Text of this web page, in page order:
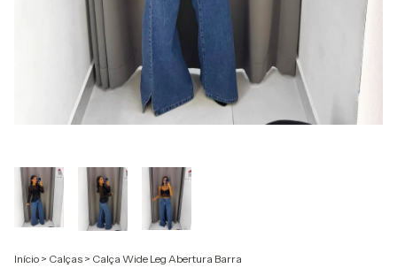
Início > Calças > Calça Wide Leg Abertura Barra